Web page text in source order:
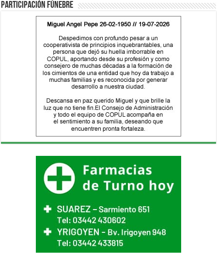
Participación fúnebre